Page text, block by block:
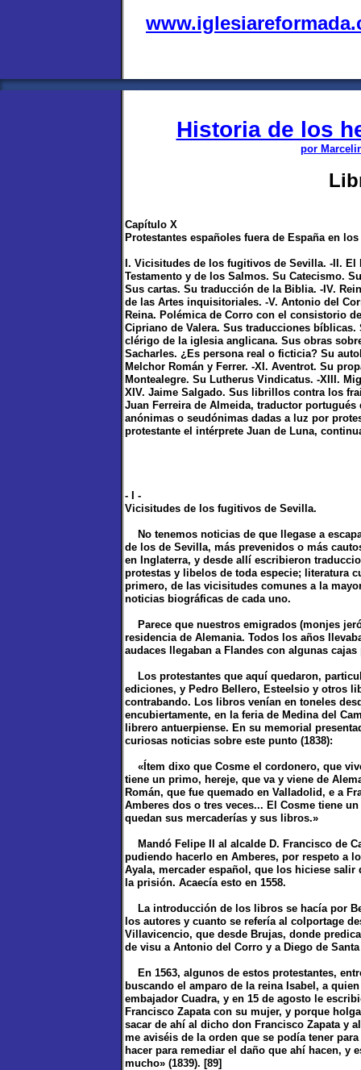
Capítulo X
Protestantes españoles fuera de España en
I. Vicisitudes de los fugitivos de Sevilla. -II. El
Testamento y de los Salmos. Su Catecismo.
Sus cartas. Su traducción de la Biblia. -IV.
de las Artes inquisitoriales. -V. Antonio del
Reina. Polémica de Corro con el consistorio
Cipriano de Valera. Sus traducciones
clérigo de la iglesia anglicana. Sus obras
Sacharles. ¿Es persona real o ficticia? Su
Melchor Román y Ferrer. -XI. Aventrot. Su
Montealegre. Su Lutherus Vindicatus. -XIII.
XIV. Jaime Salgado. Sus librillos contra los
Juan Ferreira de Almeida, traductor
anónimas o seudónimas dadas a luz por
protestante el intérprete Juan de Luna,
- I -
Vicisitudes de los fugitivos de Sevilla.
No tenemos noticias de que llegase a
de los de Sevilla, más prevenidos o más
en Inglaterra, y desde allí escribieron
protestas y libelos de toda especie; literatura
primero, de las vicisitudes comunes a la
noticias biográficas de cada uno.
Parece que nuestros emigrados (monjes
residencia de Alemania. Todos los años
audaces llegaban a Flandes con algunas
Los protestantes que aquí quedaron,
ediciones, y Pedro Bellero, Esteelsio y otros
contrabando. Los libros venían en toneles
encubiertamente, en la feria de Medina del
librero antuerpiense. En su memorial
curiosas noticias sobre este punto (1838):
«Ítem dixo que Cosme el cordonero, que
tiene un primo, hereje, que va y viene de
Román, que fue quemado en Valladolid, e a
Amberes dos o tres veces... El Cosme tiene
quedan sus mercaderías y sus libros.»
Mandó Felipe II al alcalde D. Francisco de
pudiendo hacerlo en Amberes, por respeto a
Ayala, mercader español, que los hiciese
la prisión. Acaecía esto en 1558.
La introducción de los libros se hacía por
los autores y cuanto se refería al colportage
Villavicencio, que desde Brujas, donde
de visu a Antonio del Corro y a Diego de
En 1563, algunos de estos protestantes,
buscando el amparo de la reina Isabel, a
embajador Cuadra, y en 15 de agosto le
Francisco Zapata con su mujer, y porque
sacar de ahí al dicho don Francisco Zapata y
me aviséis de la orden que se podía tener
hacer para remediar el daño que ahí hacen, y
mucho» (1839). [89]
Historia de los
por